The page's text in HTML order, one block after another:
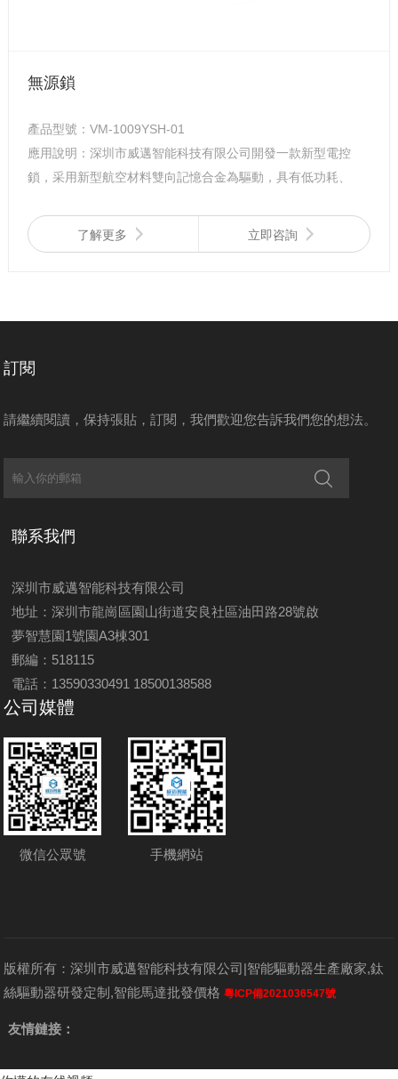
無源鎖
產品型號：VM-1009YSH-01
應用說明：深圳市威邁智能科技有限公司開發一款新型電控
鎖，采用新型航空材料雙向記憶合金為驅動，具有低功耗、
了解更多 立即咨詢
訂閱
請繼續閱讀，保持張貼，訂閱，我們歡迎您告訴我們您的想法。
聯系我們
深圳市威邁智能科技有限公司
地址：深圳市龍崗區園山街道安良社區油田路28號啟
夢智慧園1號園A3棟301
郵編：518115
電話：13590330491 18500138588
公司媒體
微信公眾號 手機網站
版權所有：深圳市威邁智能科技有限公司|智能驅動器生產廠家,鈦
絲驅動器研發定制,智能馬達批發價格粵ICP備2021036547號
友情鏈接：